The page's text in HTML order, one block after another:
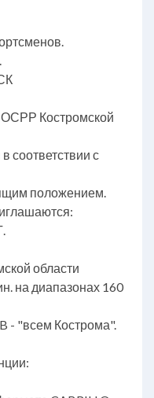
Костромской
соответствии с
положением.
области
на диапазонах 160
- "всем Кострома".